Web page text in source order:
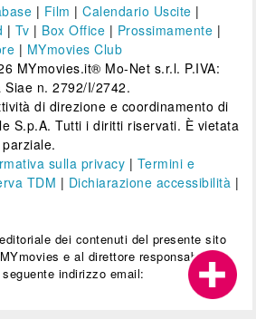
| Film |Calendario Uscite |
| Tv | Box Office | Prossimamente |
| MYmovies Club
MYmovies.it® Mo-Net s.r.l. P.IVA:
n. 2792/I/2742.
di direzione e coordinamento di
S.p.A. Tutti i diritti riservati. È vietata
sulla privacy | Termini e
TDM | Dichiarazione accessibilità |
dei contenuti del presente sito
e al direttore responsabile.
indirizzo email: